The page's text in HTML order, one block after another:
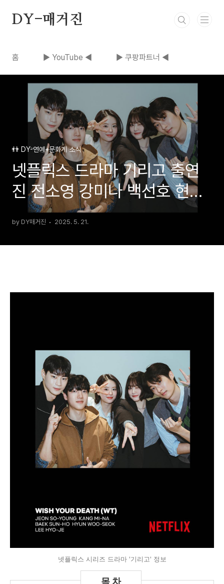
DY-매거진
홈 ▶ YouTube ◀ ▶ 쿠팡파트너 ◀
👬 DY-연예+문화계 소식
넷플릭스 드라마 기리고 출연
진 전소영 강미나 백선호 현우
석 줄거리
by DY매거진 2025. 5. 21.
넷플릭스 시리즈 드라마 '기리고' 정보